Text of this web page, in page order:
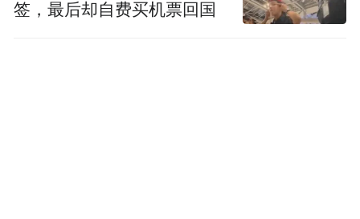
签，最后却自费买机票回国